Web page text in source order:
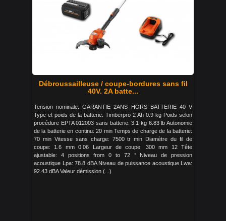
Débroussailleuse / coupe-bordures sans fil
40V. 2A batte...
Tension nominale: GARANTIE 2ANS HORS BATTERIE 40 V
Type et poids de la batterie: Timberpro 2 Ah 0.9 kg Poids selon
procédure EPTA 012003 sans batterie: 3.1 kg 6.83 lb Autonomie
de la batterie en continu: 20 min Temps de charge de la batterie:
70 min Vitesse sans charge: 7500 tr min Diamètre du fil de
coupe: 1.6 mm 0.06 Largeur de coupe: 300 mm 12 Tête
ajustable: 4 positions from 0 to 72 ° Niveau de pression
acoustique Lpa: 78.8 dBA Niveau de puissance acoustique Lwa:
92.43 dBA Valeur démission (...)